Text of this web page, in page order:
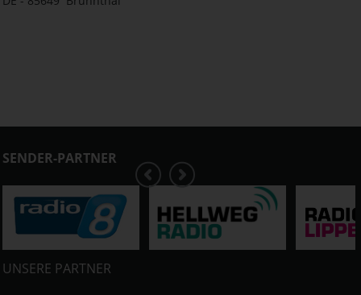
SENDER-PARTNER
UNSERE PARTNER